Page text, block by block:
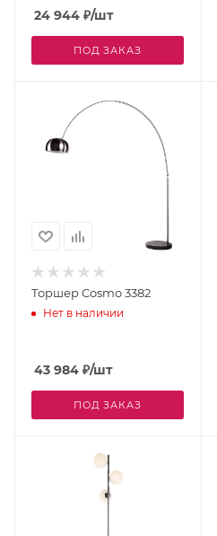
24 944 ₽/шт
ПОД ЗАКАЗ
Торшер Cosmo 3382
Нет в наличии
43 984 ₽/шт
ПОД ЗАКАЗ